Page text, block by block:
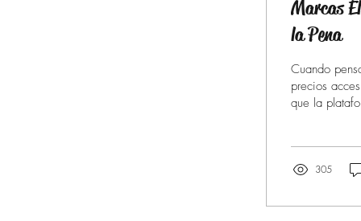
Marcas
la Pena
Cuando
precios
que la
305